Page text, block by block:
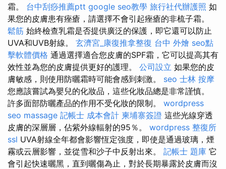
霜。 台中刮痧推薦ptt google seo教學 旅行社代辦護照 如
果您的皮膚患有痤瘡，請選擇不會引起痤瘡的非梳子霜。
鬆筋 始終檢查乳霜是否提供廣泛的保護，即它還可以防止
UVA和UVB射線。 玄濟宮_康復推拿整復 台中 外燴 seo點
擊軟體價格 通過選擇適合您皮膚的SPF霜，它可以提高其有
效性並為您的皮膚提供更好的護理。 公司設立 如果您的皮
膚敏感，則使用防曬霜時可能會感到刺激。 seo 士林 按摩
您應該嘗試為嬰兒的化妝品，這些化妝品總是非常謹慎。
許多面部防曬產品的作用不受化妝的限制。 wordpress
seo massage 記帳士 成本會計 柬埔寨簽證 這些光線穿透
皮膚的深層層，佔紫外線輻射的95％。 wordpress 整復所
ssl UVA射線全年都會影響恆定強度，即使是通過玻璃，煙
霧或云層影響，並從雪和沙子中反射出來。 記帳士 題庫 它
會引起快速曬黑，直到曬傷為止，對於長期暴露於皮膚而沒